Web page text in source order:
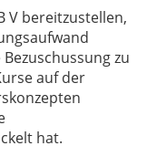
V bereitzustellen,
zu
auf der
hat.